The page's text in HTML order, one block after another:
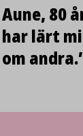
Aune, 80
har lärt
om